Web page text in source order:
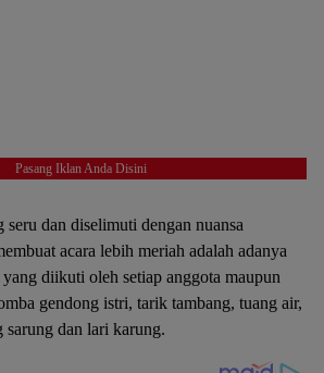
Pasang Iklan Anda Disini
seru dan diselimuti dengan nuansa
acara lebih meriah adalah adanya
diikuti oleh setiap anggota maupun
gendong istri, tarik tambang, tuang air,
sarung dan lari karung.